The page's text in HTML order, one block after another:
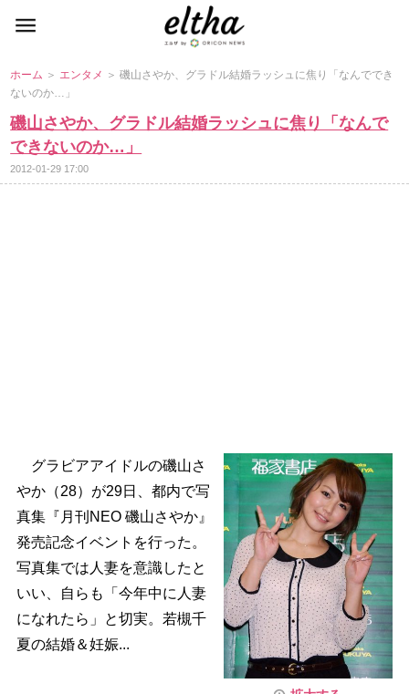
ホーム ＞ エンタメ ＞ 磯山さやか、グラドル結婚ラッシュに焦り「なんででき
ないのか…」
磯山さやか、グラドル結婚ラッシュに焦り「なんで
できないのか…」
2012-01-29 17:00
グラビアアイドルの磯山さ
か（28）が29日、都内で写
真集『月刊NEO 磯山さやか』
発売記念イベントを行った。
写真集では人妻を意識したと
いい、自らも「今年中に人妻
になれたら」と切実。若槻千
夏の結婚＆妊娠...